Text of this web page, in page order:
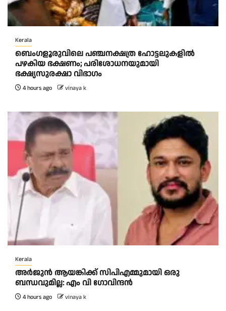
Kerala
ബെംഗളൂരുവിലെ പഞ്ചനക്ഷത്ര ഹോട്ടലുകളിൽ
പഴകിയ ഭക്ഷണം; പരിശോധനയുമായി
ഭക്ഷ്യസുരക്ഷാ വിഭാഗം
4 hours ago vinaya k
Kerala
അര്‍ജുന്‍ ആയങ്കിക്ക് സിപിഎമ്മുമായി ഒരു
ബന്ധവുമില്ല: എം വി ഗോവിന്ദന്‍
4 hours ago vinaya k